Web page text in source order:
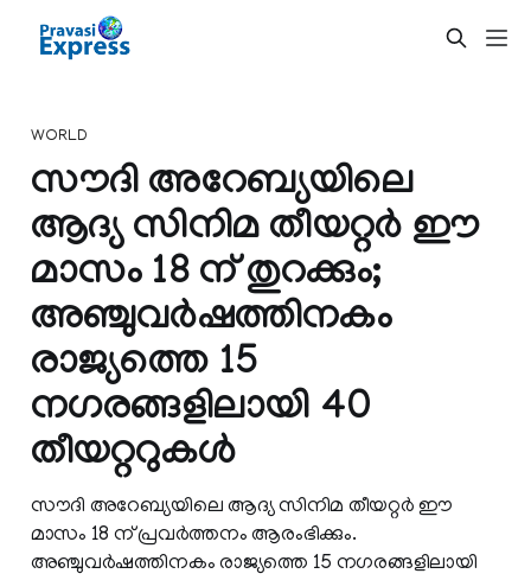
WORLD
സൗദി അറേബ്യയിലെ
ആദ്യ സിനിമ തീയറ്റര്‍ ഈ
മാസം 18 ന് തുറക്കും;
അഞ്ചുവര്‍ഷത്തിനകം
രാജ്യത്തെ 15
നഗരങ്ങളിലായി 40
തീയറ്ററുകള്‍
സൗദി അറേബ്യയിലെ ആദ്യ സിനിമ തീയറ്റര്‍ ഈ
മാസം 18 ന് പ്രവര്‍ത്തനം ആരംഭിക്കും.
അഞ്ചുവര്‍ഷത്തിനകം രാജ്യത്തെ 15 നഗരങ്ങളിലായി